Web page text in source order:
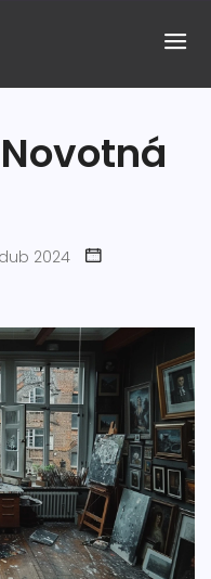
dub 2024